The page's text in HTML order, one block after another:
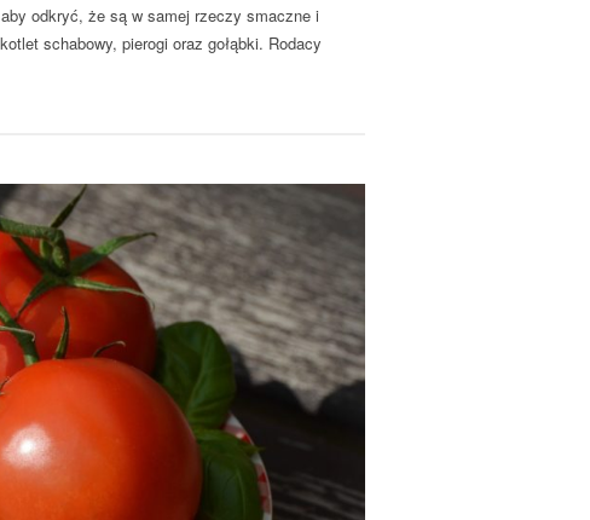
odkryć, że są w samej rzeczy smaczne i
schabowy, pierogi oraz gołąbki. Rodacy